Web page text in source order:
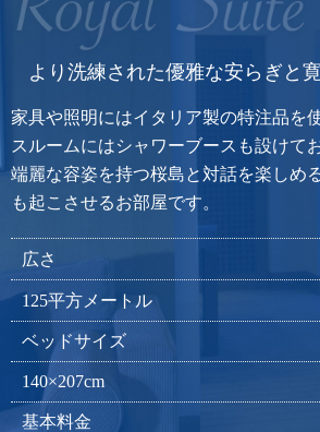
より洗練された優雅な安らぎと
家具や照明にはイタリア製の特注品を
スルームにはシャワーブースも設けて
端麗な容姿を持つ桜島と対話を楽しめ
も起こさせるお部屋です。
広さ
125平方メートル
ベッドサイズ
140×207cm
基本料金